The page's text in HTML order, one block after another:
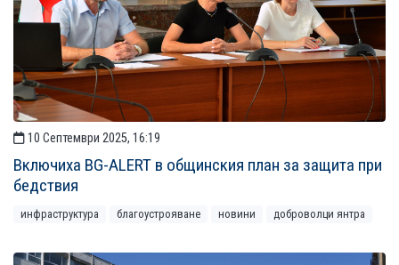
10 Септември 2025, 16:19
Включиха BG-ALERT в общинския план за защита при
бедствия
инфраструктура благоустрояване новини доброволци янтра